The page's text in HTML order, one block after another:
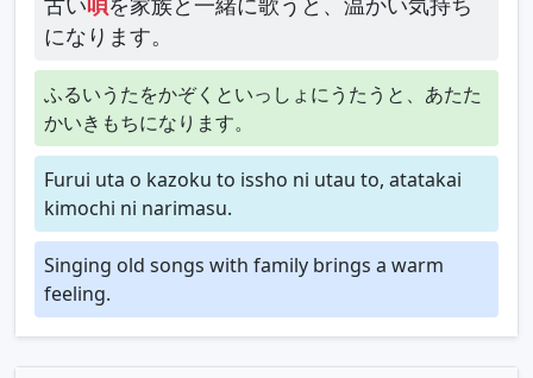
になります。
ふるいうたをかぞくといっしょにうたうと、あたた
かいきもちになります。
Furui uta o kazoku to issho ni utau to, atatakai
kimochi ni narimasu.
Singing old songs with family brings a warm
feeling.